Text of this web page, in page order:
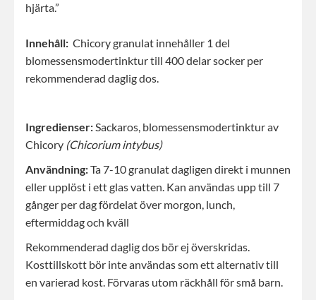
hjärta.”
Innehåll: Chicory granulat innehåller 1 del
blomessensmodertinktur till 400 delar socker per
rekommenderad daglig dos.
Ingredienser:Sackaros, blomessensmodertinktur av
Chicory (Chicorium intybus)
Användning:Ta 7-10 granulat dagligen direkt i munnen
eller upplöst i ett glas vatten. Kan användas upp till 7
gånger per dag fördelat över morgon, lunch,
eftermiddag och kväll
Rekommenderad daglig dos bör ej överskridas.
Kosttillskott bör inte användas som ett alternativ till
en varierad kost. Förvaras utom räckhåll för små barn.